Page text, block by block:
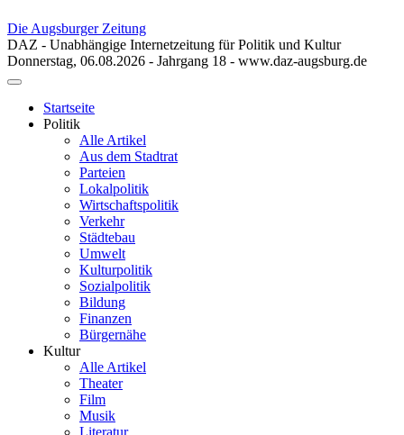
Die Augsburger Zeitung
DAZ - Unabhängige Internetzeitung für Politik und Kultur
Donnerstag, 06.08.2026 - Jahrgang 18 - www.daz-augsburg.de
Toggle
navigationStartseite
Politik
Alle Artikel
Aus dem Stadtrat
Parteien
Lokalpolitik
Wirtschaftspolitik
Verkehr
Städtebau
Umwelt
Kulturpolitik
Sozialpolitik
Bildung
Finanzen
Bürgernähe
Kultur
Alle Artikel
Theater
Film
Musik
Literatur